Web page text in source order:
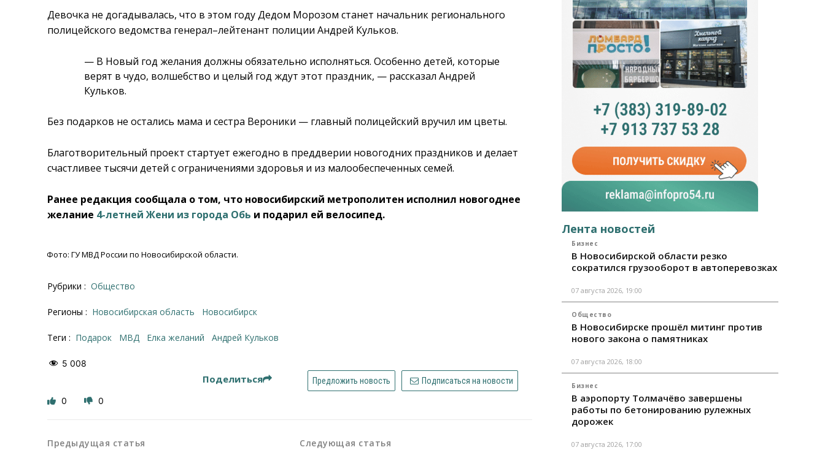
Девочка не догадывалась, что в этом году Дедом Морозом станет начальник регионального
полицейского ведомства генерал–лейтенант полиции Андрей Кульков.
— В Новый год желания должны обязательно исполняться. Особенно детей, которые
верят в чудо, волшебство и целый год ждут этот праздник, — рассказал Андрей
Кульков.
Без подарков не остались мама и сестра Вероники — главный полицейский вручил им цветы.
Благотворительный проект стартует ежегодно в преддверии новогодних праздников и делает
счастливее тысячи детей с ограничениями здоровья и из малообеспеченных семей.
Ранее редакция сообщала о том, что новосибирский метрополитен исполнил новогоднее
желание 4-летней Жени из города Обь и подарил ей велосипед.
Фото: ГУ МВД России по Новосибирской области.
Рубрики : Общество
Регионы : Новосибирская область Новосибирск
Теги : Подарок МВД Елка желаний Андрей Кульков
5 008
Поделиться Предложить новость Подписаться на новости
0 0
Предыдущая статья Следующая статья
Лента новостей
Бизнес
В Новосибирской области резко
сократился грузооборот в автоперевозках
07 августа 2026, 19:00
Общество
В Новосибирске прошёл митинг против
нового закона о памятниках
07 августа 2026, 18:00
Бизнес
В аэропорту Толмачёво завершены
работы по бетонированию рулежных
дорожек
07 августа 2026, 17:00